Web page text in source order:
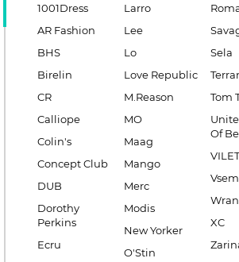
1001Dress
AR Fashion
BHS
Birelin
CR
Calliope
Colin's
Concept Club
DUB
Dorothy
Perkins
Ecru
Larro
Lee
Lo
Love Republic
M.Reason
MO
Maag
Mango
Merc
Modis
New Yorker
O'Stin
Sela
Tom
Of
VILET
XC